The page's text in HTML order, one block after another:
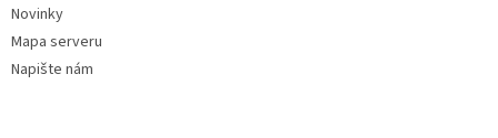
Novinky
Mapa serveru
Napište nám